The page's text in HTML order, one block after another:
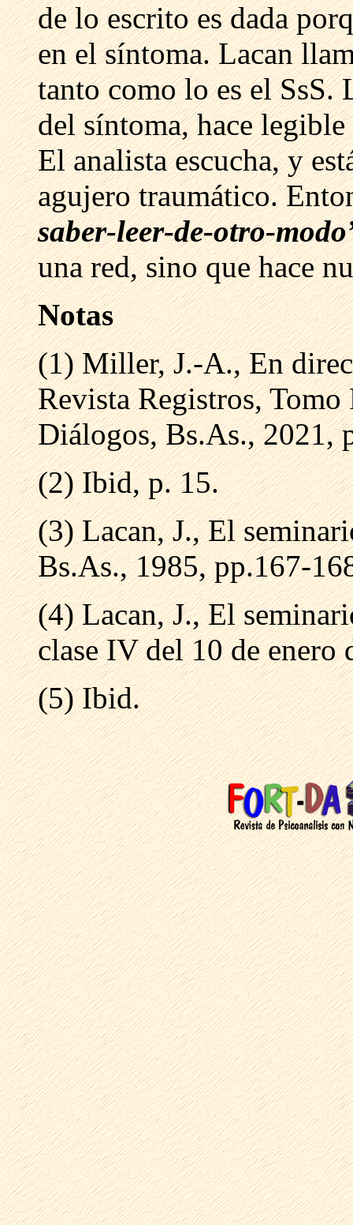
de lo escrito es dada
en el síntoma. Lacan
tanto como lo es el SsS.
del síntoma, hace
El analista escucha, y
agujero traumático.
saber-leer-de-otro-
una red, sino que hace
Notas
(1) Miller, J.-A., En
Revista Registros,
Diálogos, Bs.As., 2021,
(2) Ibid, p. 15.
(3) Lacan, J., El
Bs.As., 1985, pp.167-
(4) Lacan, J., El
clase IV del 10 de enero
(5) Ibid.